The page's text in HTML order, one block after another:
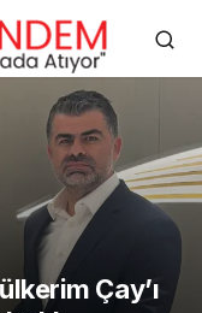
Çay’ı
0 Paylaş